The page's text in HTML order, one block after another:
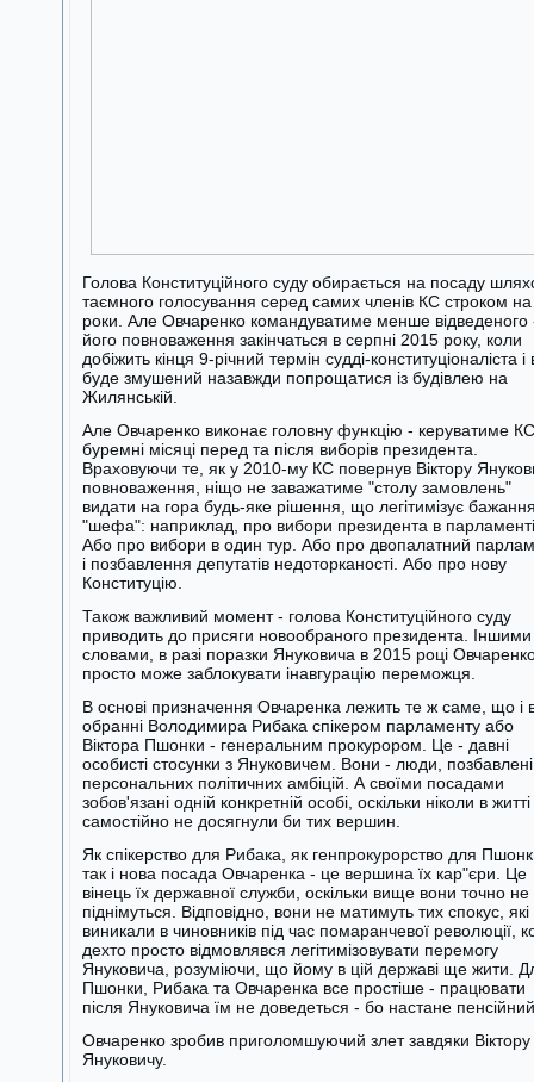
Голова Конституційного суду обирається на посаду
таємного голосування серед самих членів КС строком
роки. Але Овчаренко командуватиме менше відведеного
його повноваження закінчаться в серпні 2015 року, коли
добіжить кінця 9-річний термін судді-конституціоналіста і
буде змушений назавжди попрощатися із будівлею на
Жилянській.
Але Овчаренко виконає головну функцію - керуватиме
буремні місяці перед та після виборів президента.
Враховуючи те, як у 2010-му КС повернув Віктору
повноваження, ніщо не заважатиме "столу замовлень"
видати на гора будь-яке рішення, що легітимізує
"шефа": наприклад, про вибори президента в
Або про вибори в один тур. Або про двопалатний
і позбавлення депутатів недоторканості. Або про нову
Конституцію.
Також важливий момент - голова Конституційного суду
приводить до присяги новообраного президента. Іншими
словами, в разі поразки Януковича в 2015 році
просто може заблокувати інавгурацію переможця.
В основі призначення Овчаренка лежить те ж саме, що і
обранні Володимира Рибака спікером парламенту або
Віктора Пшонки - генеральним прокурором. Це - давні
особисті стосунки з Януковичем. Вони - люди, позбавлені
персональних політичних амбіцій. А своїми посадами
зобов'язані одній конкретній особі, оскільки ніколи в житті
самостійно не досягнули би тих вершин.
Як спікерство для Рибака, як генпрокурорство для
так і нова посада Овчаренка - це вершина їх кар"єри. Це
вінець їх державної служби, оскільки вище вони точно не
піднімуться. Відповідно, вони не матимуть тих спокус, які
виникали в чиновників під час помаранчевої революції,
дехто просто відмовлявся легітимізовувати перемогу
Януковича, розуміючи, що йому в цій державі ще жити.
Пшонки, Рибака та Овчаренка все простіше - працювати
після Януковича їм не доведеться - бо настане пенсійний
Овчаренко зробив приголомшуючий злет завдяки Віктору
Януковичу.